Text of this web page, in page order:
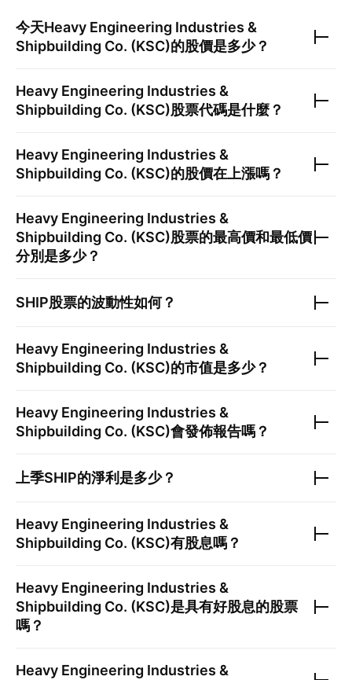
今天Heavy Engineering Industries &
Shipbuilding Co. (KSC)的股價是多少？
Heavy Engineering Industries &
Shipbuilding Co. (KSC)股票代碼是什麼？
Heavy Engineering Industries &
Shipbuilding Co. (KSC)的股價在上漲嗎？
Heavy Engineering Industries &
Shipbuilding Co. (KSC)股票的最高價和最低價
分別是多少？
SHIP股票的波動性如何？
Heavy Engineering Industries &
Shipbuilding Co. (KSC)的市值是多少？
Heavy Engineering Industries &
Shipbuilding Co. (KSC)會發佈報告嗎？
上季SHIP的淨利是多少？
Heavy Engineering Industries &
Shipbuilding Co. (KSC)有股息嗎？
Heavy Engineering Industries &
Shipbuilding Co. (KSC)是具有好股息的股票
嗎？
Heavy Engineering Industries &